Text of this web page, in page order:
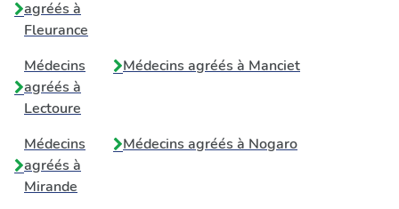
agréés à
Fleurance
Médecins
agréés à
Lectoure
Médecins agréés à Manciet
Médecins
agréés à
Mirande
Médecins agréés à Nogaro